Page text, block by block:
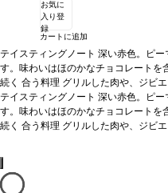
お気に
入り登
録
カートに追加
テイスティングノート 深い赤色。ピー
す。味わいはほのかなチョコレートを
続く 合う料理 グリルした肉や、ジビエ
ヴィニヨン、50％ カベルネ・フラン
*本ヴィンテージが在庫切れの場合、
ヴィンテージに変更されます、ご了承
テイスティングノート 深い赤色。ピー
す。味わいはほのかなチョコレートを
続く 合う料理 グリルした肉や、ジビエ
ヴィンテージに変更されます、ご了承